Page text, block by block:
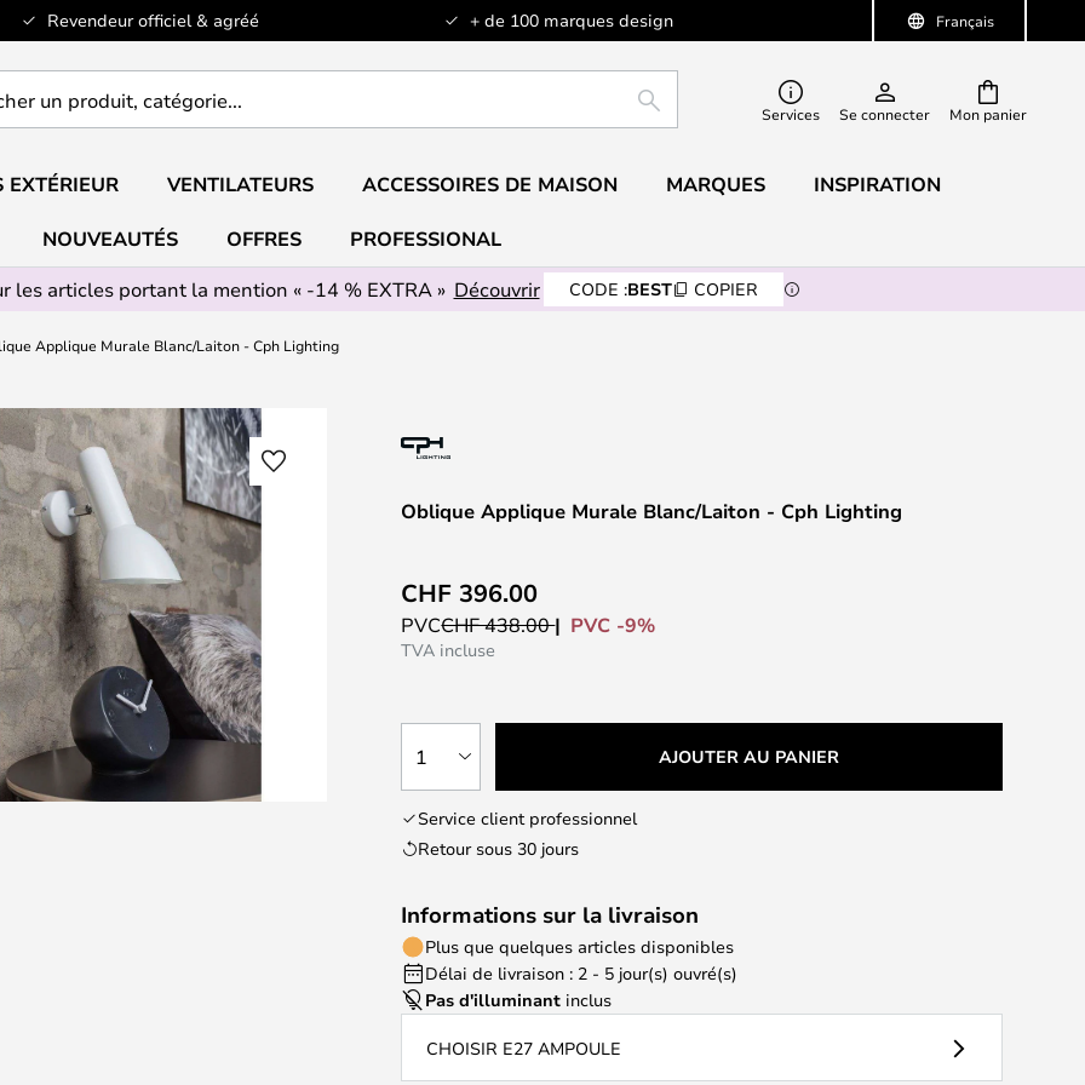
Français
Revendeur officiel & agréé + de 100 marques design
Mon panier
RECHERCHERServices Se connecter
EXTÉRIEUR VENTILATEURS ACCESSOIRES DE MAISON MARQUES INSPIRATION
NOUVEAUTÉS OFFRES
PROFESSIONAL
les articles portant la mention « -14 % EXTRA » Découvrir CODE :BEST COPIER
Applique Murale Blanc/Laiton - Cph Lighting
Oblique Applique Murale Blanc/Laiton - Cph Lighting
CHF 396.00
PVCCHF 438.00 PVC -9%
TVA incluse
1 AJOUTER AU PANIER
Service client professionnel
Retour sous 30 jours
Informations sur la livraison
Plus que quelques articles disponibles
Délai de livraison : 2 - 5 jour(s) ouvré(s)
Pas d'illuminant inclus
CHOISIR E27 AMPOULE